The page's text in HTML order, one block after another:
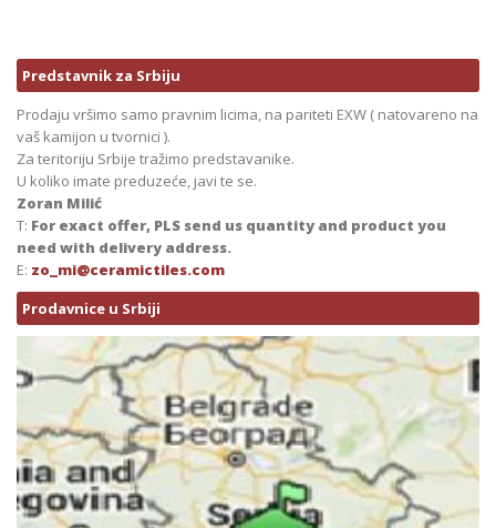
Predstavnik za Srbiju
Prodaju vršimo samo pravnim licima, na pariteti EXW ( natovareno na
vaš kamijon u tvornici ).
Za teritoriju Srbije tražimo predstavanike.
U koliko imate preduzeće, javi te se.
Zoran Milić
T: For exact offer, PLS send us quantity and product you
need with delivery address.
E: zo_mi@ceramictiles.com
Prodavnice u Srbiji